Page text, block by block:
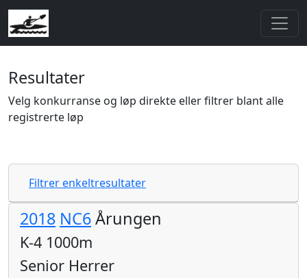
Resultater
Velg konkurranse og løp direkte eller filtrer blant alle
registrerte løp
Filtrer enkeltresultater
2018 NC6Årungen
K-4 1000m
Senior Herrer